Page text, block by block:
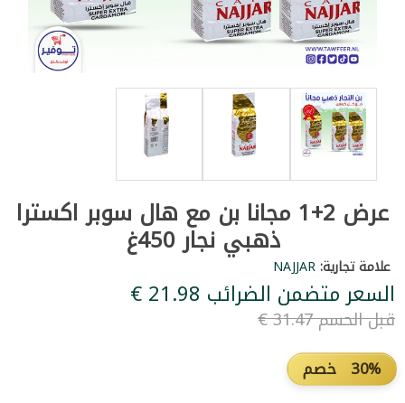
عرض 2+1 مجانا بن مع هال سوبر اكسترا
ذهبي نجار 450غ
علامة تجارية:NAJJAR
السعر متضمن الضرائب ‏21.98 €
قبل الحسم ‏31.47 €
30% خصم